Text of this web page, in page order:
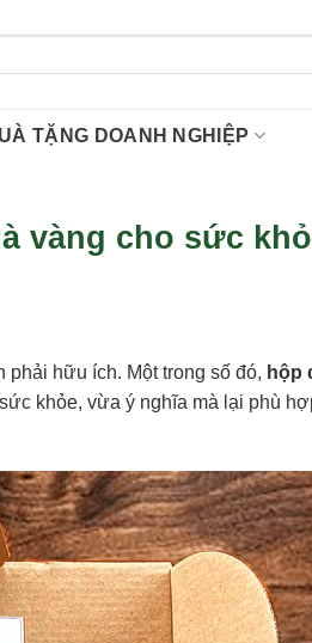
TẶNG DOANH NGHIỆP
vàng cho sức
hữu ích. Một trong số đó, hộp
khỏe, vừa ý nghĩa mà lại phù